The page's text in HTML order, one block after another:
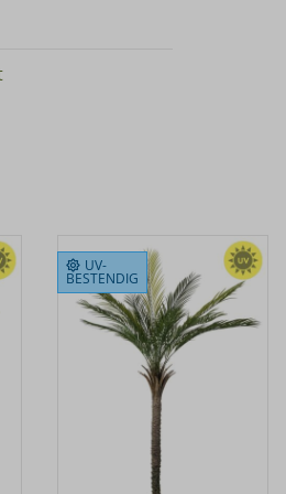
UV-
BESTENDIG